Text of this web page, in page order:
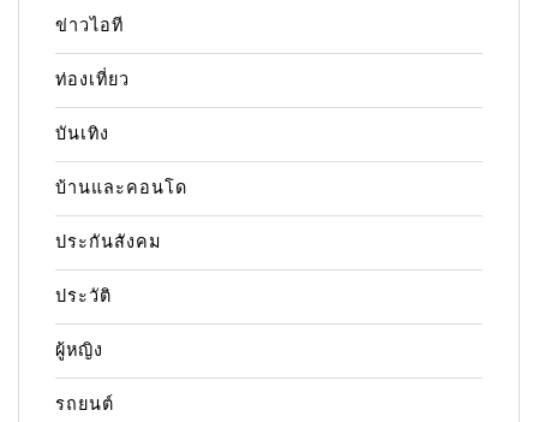
ข่าวไอที
ท่องเที่ยว
บันเทิง
บ้านและคอนโด
ประกันสังคม
ประวัติ
ผู้หญิง
รถยนต์